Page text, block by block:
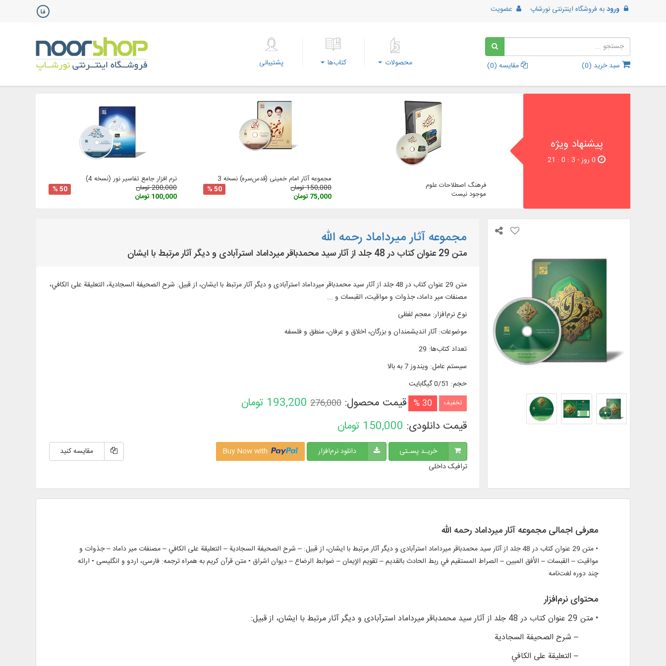
ورودبه فروشگاه اینترنتی نورشاپ عضویت
سبد خرید (0
) مقایسه (0
) محصولات کتاب‌ها پشتیبانی
پیشنهاد ویژه
فرهنگ اصطلاحات علوم
موجود نیست
مجموعه آثار امام خمینی (‌قدس‌سره) نسخه 3
150,000 تومان
50 %
75,000 تومان
نرم افزار جامع تفاسیر نور (نسخه 4)
200,000 تومان
50 %
100,000 تومان
مجموعه آثار میرداماد رحمه الله
متن 29 عنوان کتاب در 48 جلد از آثار سید محمدباقر میرداماد استرآبادی و دیگر آثار مرتبط با ایشان
متن 29 عنوان کتاب در 48 جلد از آثار سید محمدباقر میرداماد استرآبادی و دیگر آثار مرتبط با ایشان، از قبیل: شرح الصحیفة السجادیة، التعلیقة علی الکافي،
مصنفات میر داماد، جذوات و مواقیت، القبسات و ...
نوع نرم‌افزار: معجم لفظی
موضوعات:آثار اندیشمندان و بزرگان، اخلاق و عرفان، منطق و فلسفه
تعداد کتاب‌ها:
29
سیستم عامل: ویندوز 7 به بالا
حجم: 0/51 گیگابایت
تخفیف 30 % قیمت محصول:276,000
193,200 تومان
قیمت دانلودی: 150,000 تومان
خریـد پسـتی دانلود نرم‌افزار
ترافیک داخلی
مقایسه کنید
معرفی اجمالی مجموعه آثار میرداماد رحمه الله
• متن 29 عنوان کتاب در 48 جلد از آثار سید محمدباقر میرداماد استرآبادی و دیگر آثار مرتبط با ایشان، از قبیل: – شرح الصحیفة السجادیة – التعلیقة علی الکافي – مصنفات میر داماد – جذوات و
مواقیت – القبسات – الأفق المبین – ‏الصراط المستقيم في ربط الحادث بالقديم – تقویم الإیمان – ضوابط الرضاع – دیوان اشراق • متن قرآن کریم به همراه ترجمه: فارسی، اردو و انگلیسی • ارائه
چند دوره لغت‌نامه
محتوای نرم‌افزار
• متن 29 عنوان کتاب در 48 جلد از آثار سید محمدباقر میرداماد استرآبادی و دیگر آثار مرتبط با ایشان، از قبیل:
– شرح الصحیفة السجادیة
– التعلیقة علی الکافي